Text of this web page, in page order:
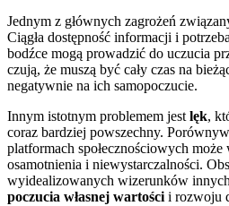
Jednym z głównych zagrożeń
Ciągła dostępność informacji i
bodźce mogą prowadzić do uczucia
czują, że muszą być cały czas na
negatywnie na ich samopoczucie.
Innym istotnym problemem jestlęk,
coraz bardziej powszechny.
platformach społecznościowych
osamotnienia i niewystarczalności.
wyidealizowanych wizerunków
poczucia własnej wartościi rozwoju